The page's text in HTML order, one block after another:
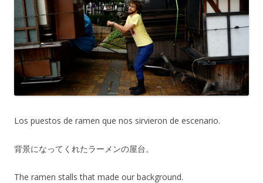
Los puestos de ramen que nos sirvieron de escenario.
背景になってくれたラーメンの屋台。
The ramen stalls that made our background.